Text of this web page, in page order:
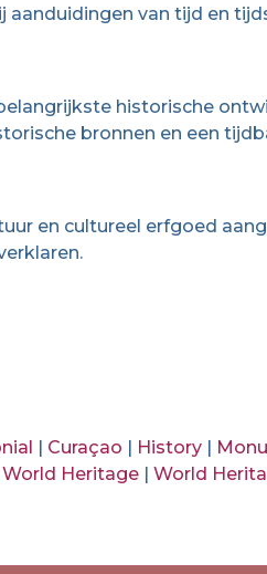
van tijd en
historische
bronnen en een
en cultureel erfgoed
Curaçao History
World Heritage |World